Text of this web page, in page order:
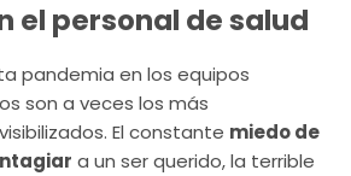
el personal de salud
pandemia en los equipos
son a veces los más
El constante miedo de
a un ser querido, la terrible